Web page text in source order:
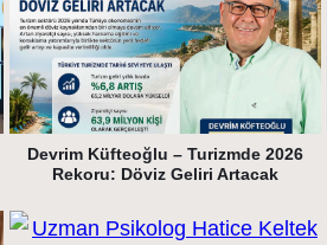
Devrim Küfteoğlu – Turizmde 2026
Rekoru: Döviz Geliri Artacak